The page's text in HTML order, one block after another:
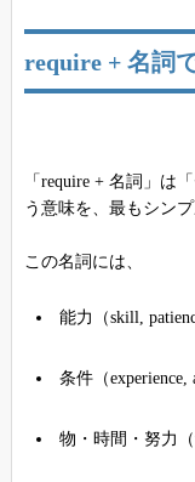
require + 名詞
「require + 名詞」は
う意味を、最もシン
この名詞には、
能力（skill,
条件（experience,
物・時間・努力（